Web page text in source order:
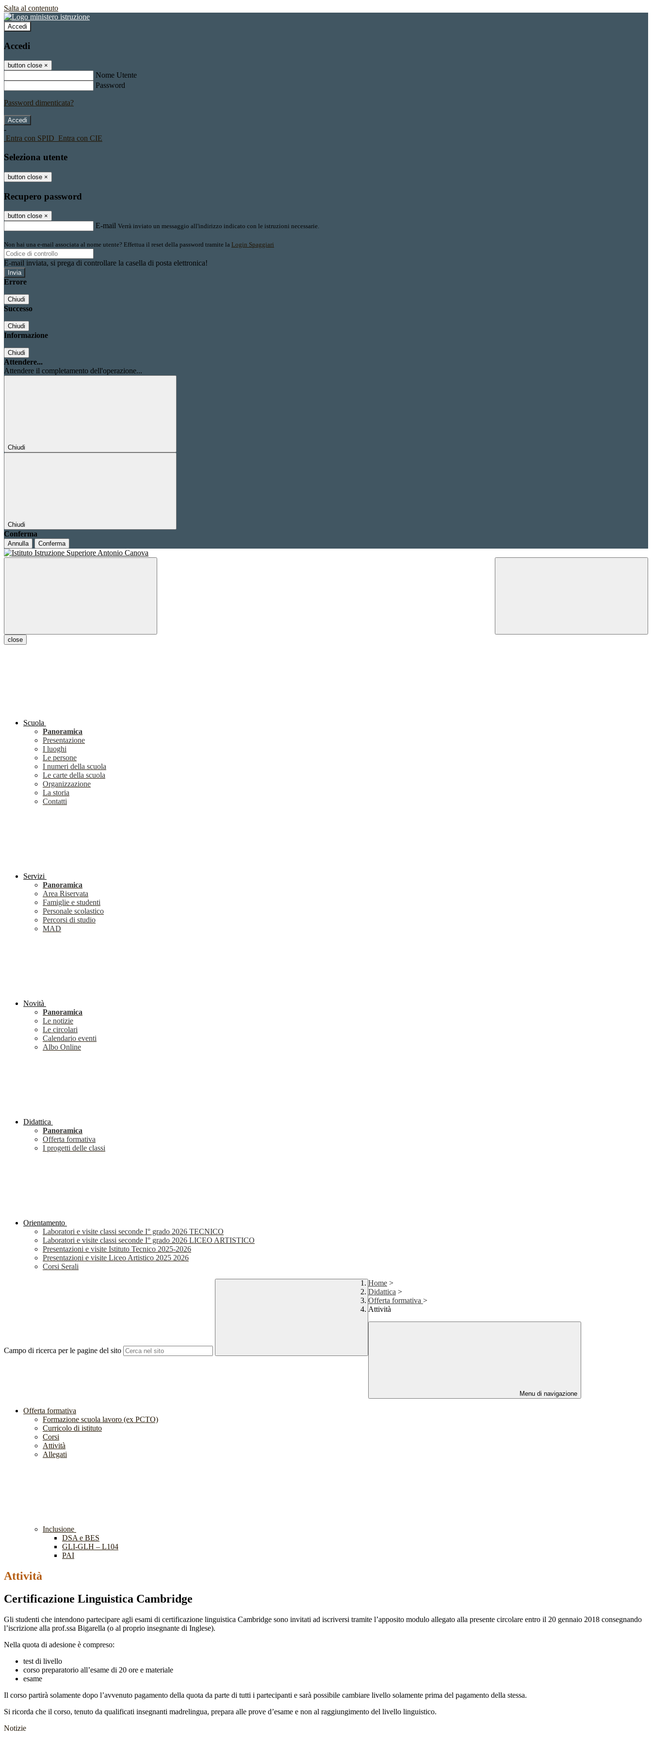
Salta al contenuto
Accedi
Accedi
button close ×
Nome Utente
Password
Password dimenticata?
-
Entra con SPID Entra con CIE
Seleziona utente
button close ×
Recupero password
button close ×
E-mail Verrà inviato un messaggio all'indirizzo indicato con le istruzioni necessarie.
Non hai una e-mail associata al nome utente? Effettua il reset della password tramite la Login Spaggiari
E-mail inviata, si prega di controllare la casella di posta elettronica!
Errore
Chiudi
Successo
Chiudi
Informazione
Chiudi
Attendere...
Attendere il completamento dell'operazione...
Chiudi
Chiudi
Conferma
Annulla Conferma
close
Scuola
Panoramica
Presentazione
I luoghi
Le persone
I numeri della scuola
Le carte della scuola
Organizzazione
La storia
Contatti
Servizi
Panoramica
Area Riservata
Famiglie e studenti
Personale scolastico
Percorsi di studio
MAD
Novità
Panoramica
Le notizie
Le circolari
Calendario eventi
Albo Online
Didattica
Panoramica
Offerta formativa
I progetti delle classi
Orientamento
Laboratori e visite classi seconde I° grado 2026 TECNICO
Laboratori e visite classi seconde I° grado 2026 LICEO ARTISTICO
Presentazioni e visite Istituto Tecnico 2025-2026
Presentazioni e visite Liceo Artistico 2025 2026
Corsi Serali
Campo di ricerca per le pagine del sito
Home >
Didattica >
Offerta formativa >
Attività
Menu di navigazione
Offerta formativa
Formazione scuola lavoro (ex PCTO)
Curricolo di istituto
Corsi
Attività
Allegati
Inclusione
DSA e BES
GLI-GLH – L104
PAI
Attività
Certificazione Linguistica Cambridge
Gli studenti che intendono partecipare agli esami di certificazione linguistica Cambridge sono invitati ad iscriversi tramite l’apposito modulo allegato alla presente circolare entro il 20 gennaio 2018 consegnando
l’iscrizione alla prof.ssa Bigarella (o al proprio insegnante di Inglese).
Nella quota di adesione è compreso:
test di livello
corso preparatorio all’esame di 20 ore e materiale
esame
Il corso partirà solamente dopo l’avvenuto pagamento della quota da parte di tutti i partecipanti e sarà possibile cambiare livello solamente prima del pagamento della stessa.
Si ricorda che il corso, tenuto da qualificati insegnanti madrelingua, prepara alle prove d’esame e non al raggiungimento del livello linguistico.
Notizie